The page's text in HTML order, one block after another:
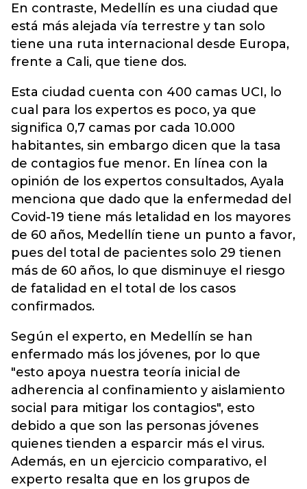
En contraste, Medellín es una ciudad que
está más alejada vía terrestre y tan solo
tiene una ruta internacional desde Europa,
frente a Cali, que tiene dos.
Esta ciudad cuenta con 400 camas UCI, lo
cual para los expertos es poco, ya que
significa 0,7 camas por cada 10.000
habitantes, sin embargo dicen que la tasa
de contagios fue menor. En línea con la
opinión de los expertos consultados, Ayala
menciona que dado que la enfermedad del
Covid-19 tiene más letalidad en los mayores
de 60 años, Medellín tiene un punto a favor,
pues del total de pacientes solo 29 tienen
más de 60 años, lo que disminuye el riesgo
de fatalidad en el total de los casos
confirmados.
Según el experto, en Medellín se han
enfermado más los jóvenes, por lo que
"esto apoya nuestra teoría inicial de
adherencia al confinamiento y aislamiento
social para mitigar los contagios", esto
debido a que son las personas jóvenes
quienes tienden a esparcir más el virus.
Además, en un ejercicio comparativo, el
experto resalta que en los grupos de